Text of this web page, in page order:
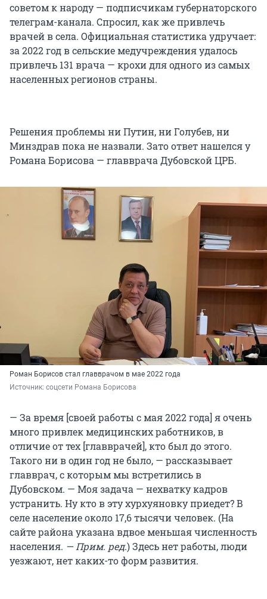
советом к народу — подписчикам губернаторского
телеграм-канала. Спросил, как же привлечь
врачей в села. Официальная статистика удручает:
за 2022 год в сельские медучреждения удалось
привлечь 131 врача — крохи для одного из самых
населенных регионов страны.
Решения проблемы ни Путин, ни Голубев, ни
Минздрав пока не назвали. Зато ответ нашелся у
Романа Борисова — главврача Дубовской ЦРБ.
Роман Борисов стал главврачом в мае 2022 года
Источник: соцсети Романа Борисова
— За время [своей работы с мая 2022 года] я очень
много привлек медицинских работников, в
отличие от тех [главврачей], кто был до этого.
Такого ни в один год не было, — рассказывает
главврач, с которым мы встретились в
Дубовском. — Моя задача — нехватку кадров
устранить. Ну кто в эту хурхуяновку приедет? В
селе население около 17,6 тысячи человек. (На
сайте района указана вдвое меньшая численность
населения. — Прим. ред.) Здесь нет работы, люди
уезжают, нет каких-то форм развития.